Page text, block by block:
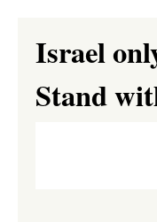
Israel
Stand